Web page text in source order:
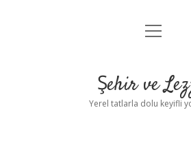
Anasayfa
Yasal Uyarı
menüyü
Şehir ve
Yerel tatlarla dolu keyifli